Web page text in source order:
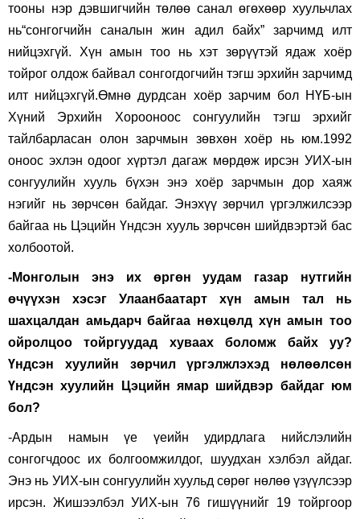
тооны нэр дэвшигчийн төлөө санал өгөхөөр хуульчлах
нь“сонгогчийн саналын жин адил байх” зарчимд илт
нийцэхгүй. Хүн амын тоо нь хэт зөрүүтэй ядаж хоёр
тойрог олдож байвал сонгогдогчийн тэгш эрхийн зарчимд
илт нийцэхгүй.Өмнө дурдсан хоёр зарчим бол НҮБ-ын
Хүний Эрхийн Хорооноос сонгуулийн тэгш эрхийг
тайлбарласан олон зарчмын зөвхөн хоёр нь юм.1992
оноос эхлэн одоог хүртэл дагаж мөрдөж ирсэн УИХ-ын
сонгуулийн хууль бүхэн энэ хоёр зарчмын дор хаяж
нэгийг нь зөрчсөн байдаг. Энэхүү зөрчил үргэлжилсээр
байгаа нь Цэцийн Үндсэн хууль зөрчсөн шийдвэртэй бас
холбоотой.
-Монголын энэ их өргөн уудам газар нутгийн
өчүүхэн хэсэг Улаанбаатарт хүн амын тал нь
шахцалдан амьдарч байгаа нөхцөлд хүн амын тоо
ойролцоо тойргуудад хуваах боломж байх уу?
Үндсэн хуулийн зөрчил үргэлжлэхэд нөлөөлсөн
Үндсэн хуулийн Цэцийн ямар шийдвэр байдаг юм
бол?
-Ардын намын үе үеийн удирдлага нийслэлийн
сонгогчдоос их болгоомжилдог, шуудхан хэлбэл айдаг.
Энэ нь УИХ-ын сонгуулийн хуульд сөрөг нөлөө үзүүлсээр
ирсэн. Жишээлбэл УИХ-ын 76 гишүүнийг 19 тойргоор